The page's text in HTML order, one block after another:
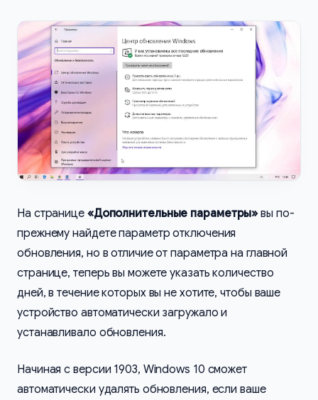
На странице «Дополнительные параметры» вы по-
прежнему найдете параметр отключения
обновления, но в отличие от параметра на главной
странице, теперь вы можете указать количество
дней, в течение которых вы не хотите, чтобы ваше
устройство автоматически загружало и
устанавливало обновления.
Начиная с версии 1903, Windows 10 сможет
автоматически удалять обновления, если ваше